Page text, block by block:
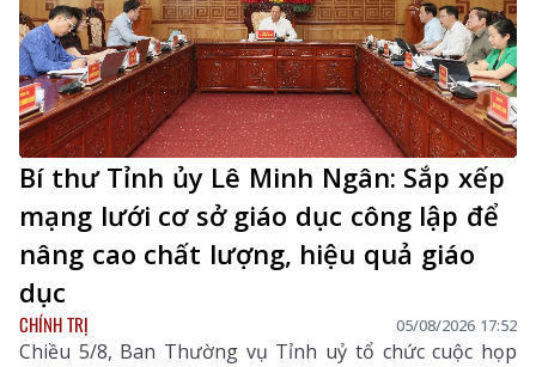
Bí thư Tỉnh ủy Lê Minh Ngân: Sắp xếp
mạng lưới cơ sở giáo dục công lập để
nâng cao chất lượng, hiệu quả giáo
dục
CHÍNH TRỊ 05/08/2026 17:52
Chiều 5/8, Ban Thường vụ Tỉnh uỷ tổ chức cuộc họp